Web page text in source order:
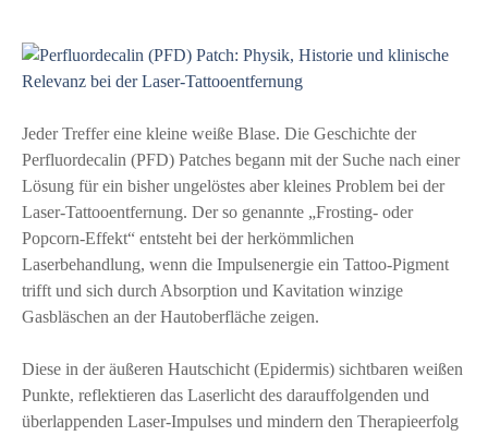
Jeder Treffer eine kleine weiße Blase. Die Geschichte der
Perfluordecalin (PFD) Patches begann mit der Suche nach einer
Lösung für ein bisher ungelöstes aber kleines Problem bei der
Laser-Tattooentfernung. Der so genannte „Frosting- oder
Popcorn-Effekt“ entsteht bei der herkömmlichen
Laserbehandlung, wenn die Impulsenergie ein Tattoo-Pigment
trifft und sich durch Absorption und Kavitation winzige
Gasbläschen an der Hautoberfläche zeigen.
Diese in der äußeren Hautschicht (Epidermis) sichtbaren weißen
Punkte, reflektieren das Laserlicht des darauffolgenden und
überlappenden Laser-Impulses und mindern den Therapieerfolg